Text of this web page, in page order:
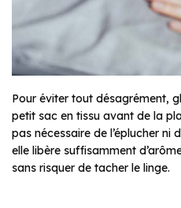
Pour éviter tout désagrément,
petit sac en tissu avant de la
pas nécessaire de l’éplucher ni
elle libère suffisamment
sans risquer de tacher le linge.